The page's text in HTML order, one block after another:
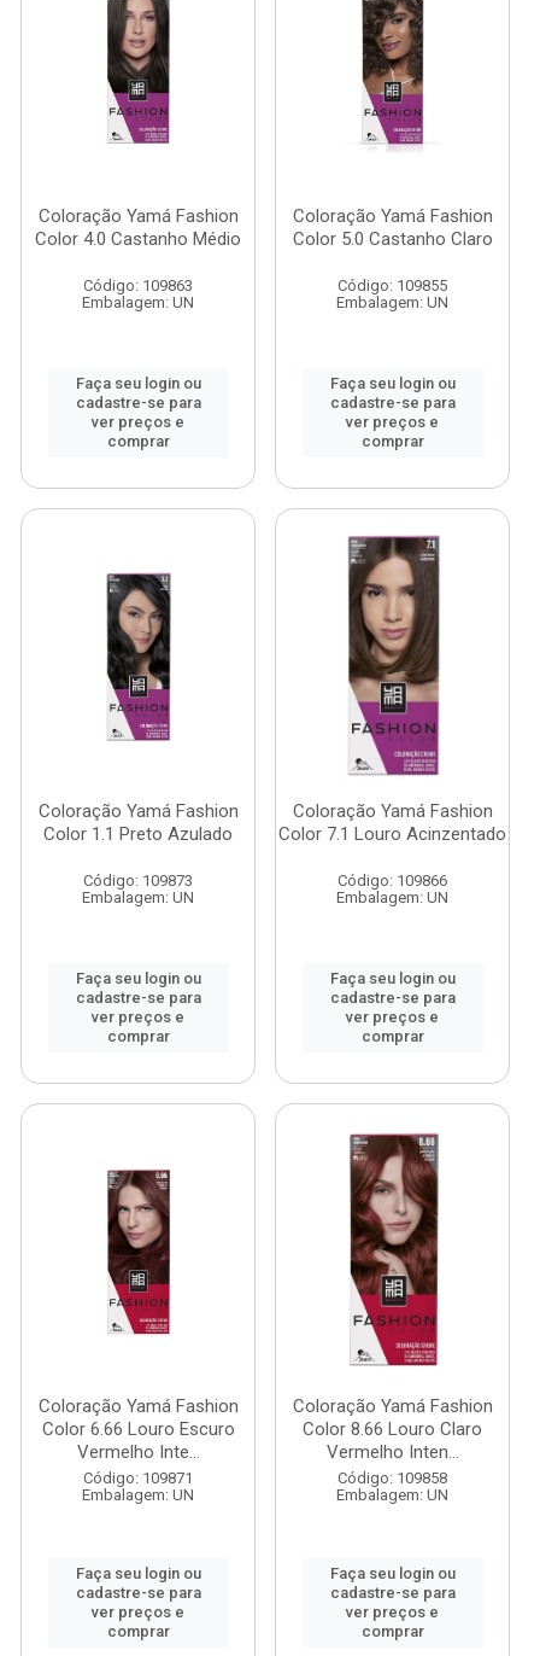
Coloração Yamá Fashion
Color 4.0 Castanho Médio
Código: 109863
Embalagem: UN
Faça seu login ou
cadastre-se para
ver preços e
comprar
Coloração Yamá Fashion
Color 5.0 Castanho Claro
Código: 109855
Embalagem: UN
Faça seu login ou
cadastre-se para
ver preços e
comprar
Coloração Yamá Fashion
Color 1.1 Preto Azulado
Código: 109873
Embalagem: UN
Faça seu login ou
cadastre-se para
ver preços e
comprar
Coloração Yamá Fashion
Color 7.1 Louro Acinzentado
Código: 109866
Embalagem: UN
Faça seu login ou
cadastre-se para
ver preços e
comprar
Coloração Yamá Fashion
Color 6.66 Louro Escuro
Vermelho Inte...
Código: 109871
Embalagem: UN
Faça seu login ou
cadastre-se para
ver preços e
comprar
Coloração Yamá Fashion
Color 8.66 Louro Claro
Vermelho Inten...
Código: 109858
Embalagem: UN
Faça seu login ou
cadastre-se para
ver preços e
comprar